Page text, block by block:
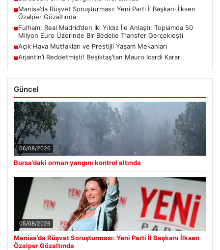
■Manisa’da Rüşvet Soruşturması: Yeni Parti İl Başkanı İlksen
Özalper Gözaltında
■Fulham, Real Madrid’den İki Yıldız İle Anlaştı: Toplamda 50
Milyon Euro Üzerinde Bir Bedelle Transfer Gerçekleşti
■Açık Hava Mutfakları ve Prestijli Yaşam Mekanları
■Arjantin’i Reddetmişti! Beşiktaş’tan Mauro Icardi Kararı
Güncel
06/08/2026
Bursa’daki orman yangını kontrol altında
05/08/2026
Manisa’da Rüşvet Soruşturması: Yeni Parti İl Başkanı İlksen
Özalper Gözaltında